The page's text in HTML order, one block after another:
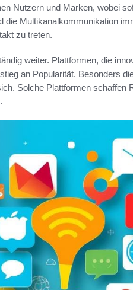
Nutzern und Marken, wobei
die Multikanalkommunikation
zu treten.
weiter. Plattformen, die
an Popularität. Besonders
Solche Plattformen schaffen